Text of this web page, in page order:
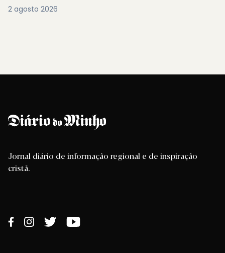
2 agosto 2026
Jornal diário de informação regional e de inspiração
cristã.